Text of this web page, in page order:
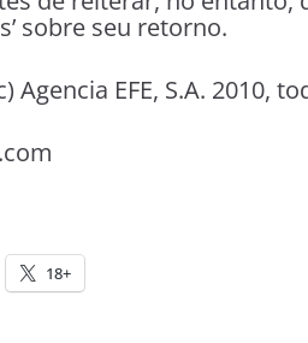
sobre seu retorno.
Agencia EFE, S.A. 2010,
18+